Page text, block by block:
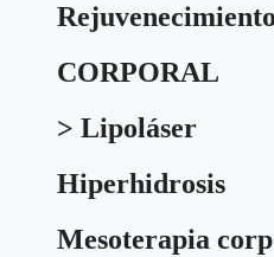
CORPORAL
> Lipoláser
Hiperhidrosis
Mesoterapia